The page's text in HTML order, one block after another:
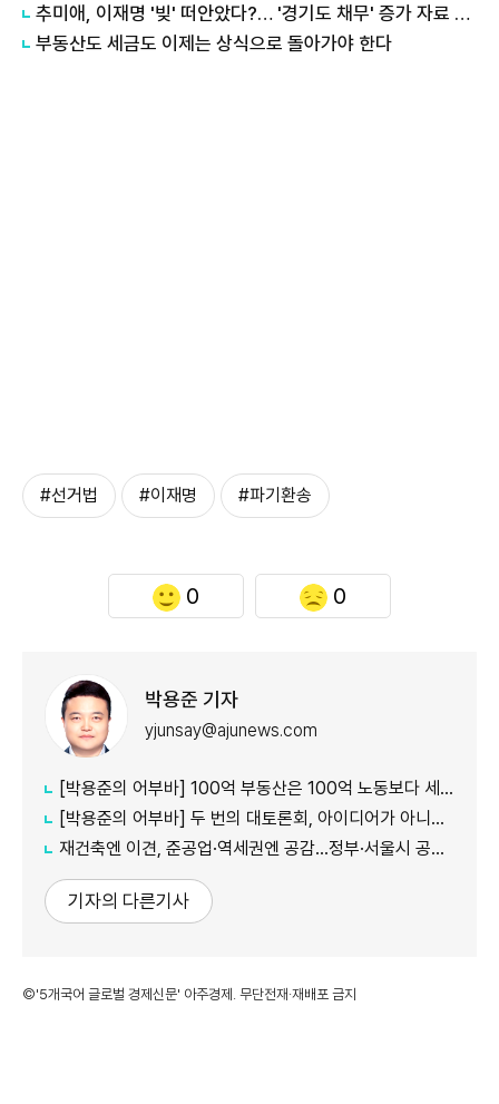
추미애, 이재명 '빚' 떠안았다?… '경기도 채무' 증가 자료 실시간 확산
부동산도 세금도 이제는 상식으로 돌아가야 한다
#선거법 #이재명 #파기환송
0 0
박용준 기자
yjunsay@ajunews.com
[박용준의 어부바] 100억 부동산은 100억 노동보다 세금을 덜 낼까
[박용준의 어부바] 두 번의 대토론회, 아이디어가 아니라 결론이 듣고 싶다
재건축엔 이견, 준공업·역세권엔 공감…정부·서울시 공급책 '동상이몽'
기자의 다른기사
©'5개국어 글로벌 경제신문' 아주경제. 무단전재·재배포 금지